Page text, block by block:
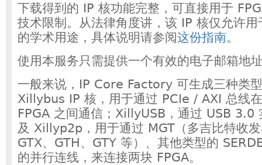
下载得到的 IP 核功能完整，可直接用于
技术限制。从法律角度讲，该 IP 核仅允许
的学术用途，具体说明请参阅这份指南。
使用本服务只需提供一个有效的电子邮箱地
一般来说，IP Core Factory 可生成三种类
Xillybus IP 核，用于通过 PCIe / AXI 总线
FPGA 之间通信；XillyUSB，通过 USB 3.0
及 Xillyp2p，用于通过 MGT（多吉比特收
GTX、GTH、GTY 等）、其他类型的
的并行连线，来连接两块 FPGA。